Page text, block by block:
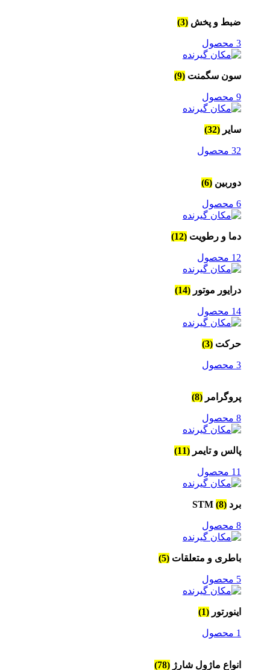
ضبط و پخش (3)
3 محصول
سون سگمنت (9)
9 محصول
سایر (32)
32 محصول
دوربین (6)
6 محصول
دما و رطویت (12)
12 محصول
درایور موتور (14)
14 محصول
حرکت (3)
3 محصول
پروگرامر (8)
8 محصول
پالس و تایمر (11)
11 محصول
برد STM (8)
8 محصول
باطری و متعلقات (5)
5 محصول
اینورتور (1)
1 محصول
انواع ماژول شارژ (78)